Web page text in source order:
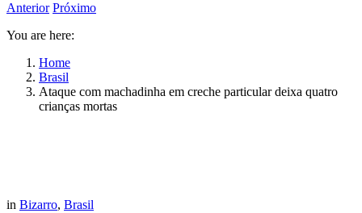
Anterior Próximo
You are here:
Home
Brasil
Ataque com machadinha em creche particular deixa quatro
crianças mortas
in Bizarro, Brasil